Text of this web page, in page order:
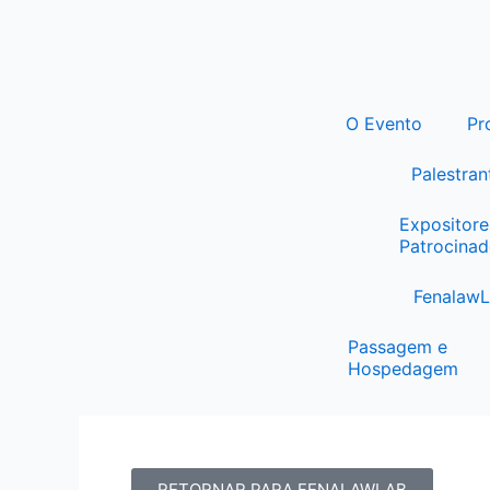
O Evento
Passagem e
Hospedagem